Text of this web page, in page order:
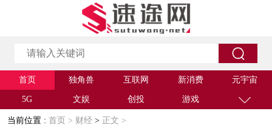
首页 独角兽 互联网 新消费 元宇宙
5G 文娱 创投 游戏
当前位置 : 首页 > 财经 > 正文 >